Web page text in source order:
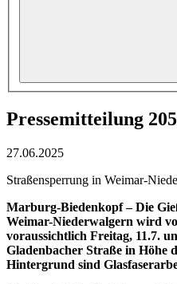
Pressemitteilung
27.06.2025
Straßensperrung in Weimar-
Marburg-Biedenkopf – Die
Weimar-Niederwalgern wird
voraussichtlich Freitag, 11.7.
Gladenbacher Straße in Höhe
Hintergrund sind